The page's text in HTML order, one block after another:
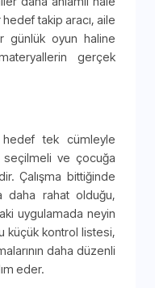
takip aracı, aile
günlük oyun haline
gerçek
hedef tek cümleyle
seçilmeli ve çocuğa
Çalışma bittiğinde
daha rahat olduğu,
uygulamada neyin
küçük kontrol listesi,
daha düzenli
eder.